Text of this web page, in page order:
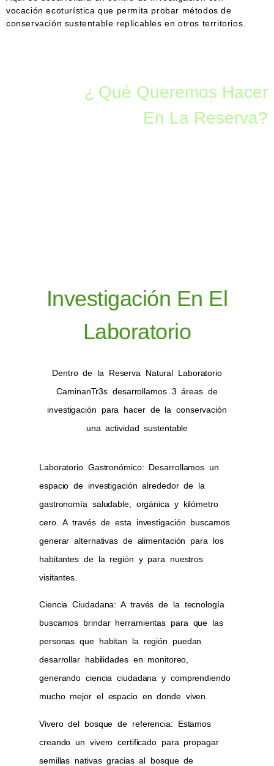
vocación ecoturística que permita probar métodos de
conservación sustentable replicables en otros territorios.
¿ Qué Queremos Hacer
En La Reserva?
Investigación En El
Laboratorio
Dentro de la Reserva Natural Laboratorio
CaminanTr3s desarrollamos 3 áreas de
investigación para hacer de la conservación
una actividad sustentable
Laboratorio Gastronómico: Desarrollamos un
espacio de investigación alrededor de la
gastronomía saludable, orgánica y kilómetro
cero. A través de esta investigación buscamos
generar alternativas de alimentación para los
habitantes de la región y para nuestros
visitantes.
CienciaCiudadana: A través de la tecnología
buscamos brindar herramientas para que las
personas que habitan la región puedan
desarrollar habilidades en monitoreo,
generando ciencia ciudadana y comprendiendo
mucho mejor el espacio en donde viven.
Vivero del bosque de referencia: Estamos
creando un vivero certificado para propagar
semillas nativas gracias al bosque de